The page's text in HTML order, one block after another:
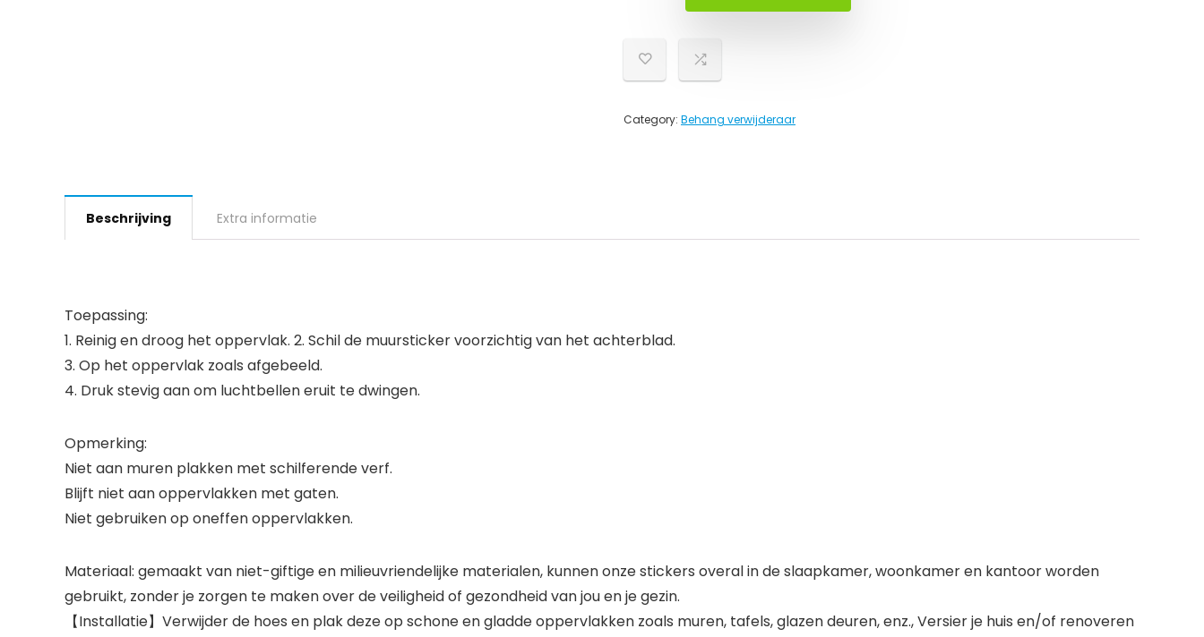
Category: Behang verwijderaar
Beschrijving Extra informatie
Toepassing:
1. Reinig en droog het oppervlak. 2. Schil de muursticker voorzichtig van het achterblad.
3. Op het oppervlak zoals afgebeeld.
4. Druk stevig aan om luchtbellen eruit te dwingen.
Opmerking:
Niet aan muren plakken met schilferende verf.
Blijft niet aan oppervlakken met gaten.
Niet gebruiken op oneffen oppervlakken.
Materiaal: gemaakt van niet-giftige en milieuvriendelijke materialen, kunnen onze stickers overal in de slaapkamer, woonkamer en kantoor worden
gebruikt, zonder je zorgen te maken over de veiligheid of gezondheid van jou en je gezin.
【Installatie】Verwijder de hoes en plak deze op schone en gladde oppervlakken zoals muren, tafels, glazen deuren, enz., Versier je huis en/of renoveren